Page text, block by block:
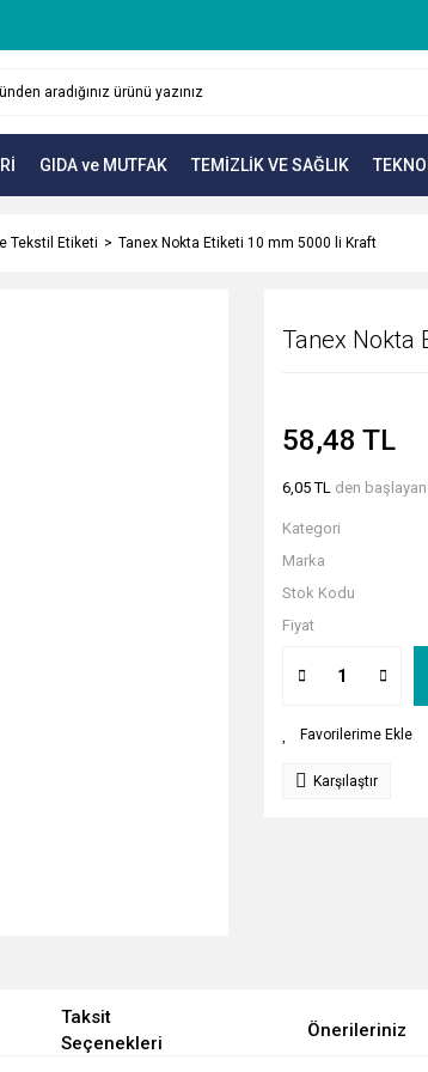
GIDA ve MUTFAK TEMİZLİK VE SAĞLIK
Tekstil Etiketi Tanex Nokta Etiketi 10 mm 5000 li Kraft
Tanex Nokta
58,48 TL
6,05 TL den
Kategori
Marka
Stok Kodu
Fiyat
Karşılaştır
Taksit
Seçenekleri
Önerileriniz